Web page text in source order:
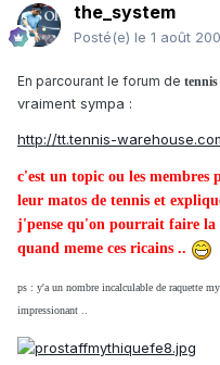
the_system
Posté(e) le 1 août
En parcourant le forum de tennis
vraiment sympa :
http://tt.tennis-
c'est un topic ou les membres
leur matos de tennis et
j'pense qu'on pourrait faire la
quand meme ces ricains ..
ps : y'a un nombre incalculable de raquette
impressionant ..